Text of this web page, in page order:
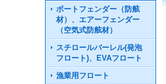
ボートフェンダー（防舷
材）、エアーフェンダー
（空気式防舷材）
スチロールバーレル(発泡
フロート)、EVAフロート
漁業用フロート